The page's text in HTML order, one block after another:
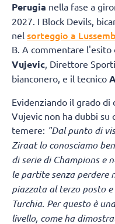
Perugia nella fase a
2027. I Block Devils,
nel sorteggio a
B. A commentare
Vujevic, Direttore
bianconero, e il tecnico
Evidenziando il grado
Vujevic non ha dubbi su
temere: "Dal punto di
Ziraat lo conosciamo
di serie di Champions e
le partite senza perdere
piazzata al terzo posto
Turchia. Per questo è
livello, come ha